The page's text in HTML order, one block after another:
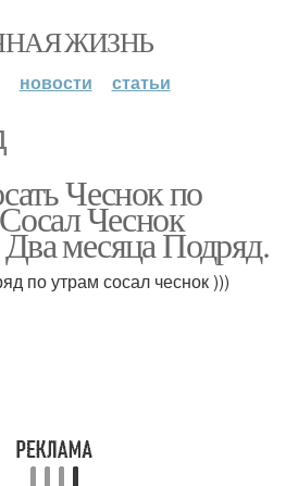
ЖИЗНЬ
новости статьи
Чеснок по
Чеснок
месяца Подряд.
по утрам сосал чеснок )))